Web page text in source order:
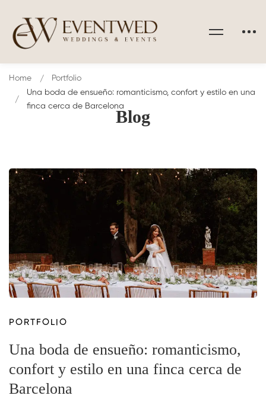
Blog
Home
Portfolio
Una boda de ensueño: romanticismo, confort y estilo en una
finca cerca de Barcelona
PORTFOLIO
Una boda de ensueño: romanticismo,
confort y estilo en una finca cerca de
Barcelona